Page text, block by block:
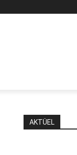
AKTÜEL